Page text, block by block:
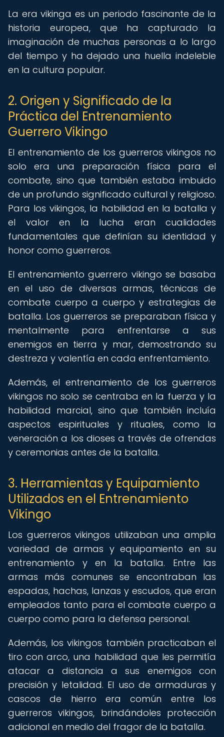
La era vikinga es un periodo fascinante de la
historia europea, que ha capturado la
imaginación de muchas personas a lo largo
del tiempo y ha dejado una huella indeleble
en la cultura popular.
2. Origen y Significado de la
Práctica del Entrenamiento
Guerrero Vikingo
El entrenamiento de los guerreros vikingos no
solo era una preparación física para el
combate, sino que también estaba imbuido
de un profundo significado cultural y religioso.
Para los vikingos, la habilidad en la batalla y
el valor en la lucha eran cualidades
fundamentales que definían su identidad y
honor como guerreros.
El entrenamiento guerrero vikingo se basaba
en el uso de diversas armas, técnicas de
combate cuerpo a cuerpo y estrategias de
batalla. Los guerreros se preparaban física y
mentalmente para enfrentarse a sus
enemigos en tierra y mar, demostrando su
destreza y valentía en cada enfrentamiento.
Además, el entrenamiento de los guerreros
vikingos no solo se centraba en la fuerza y la
habilidad marcial, sino que también incluía
aspectos espirituales y rituales, como la
veneración a los dioses a través de ofrendas
y ceremonias antes de la batalla.
3. Herramientas y Equipamiento
Utilizados en el Entrenamiento
Vikingo
Los guerreros vikingos utilizaban una amplia
variedad de armas y equipamiento en su
entrenamiento y en la batalla. Entre las
armas más comunes se encontraban las
espadas, hachas, lanzas y escudos, que eran
empleados tanto para el combate cuerpo a
cuerpo como para la defensa personal.
Además, los vikingos también practicaban el
tiro con arco, una habilidad que les permitía
atacar a distancia a sus enemigos con
precisión y letalidad. El uso de armaduras y
cascos de hierro era común entre los
guerreros vikingos, brindándoles protección
adicional en medio del fragor de la batalla.